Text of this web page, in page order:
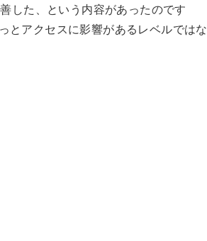
した、という内容があったのです
とアクセスに影響があるレベルではな